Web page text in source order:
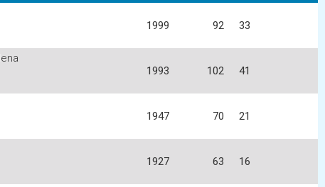
1999 92 33
1993 102 41
1947 70 21
1927 63 16